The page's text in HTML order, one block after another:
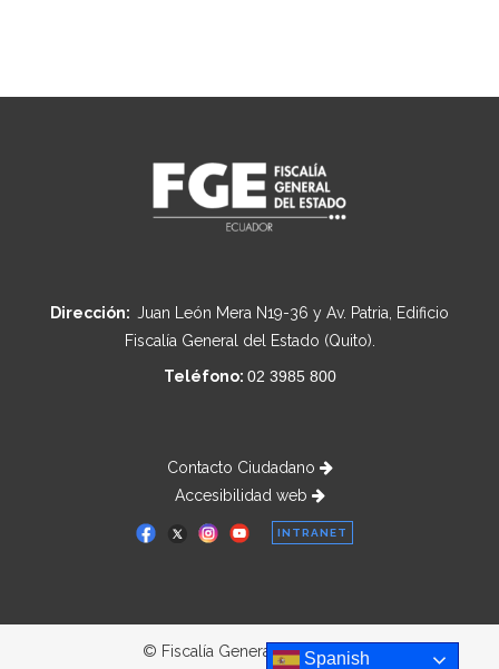
Dirección: Juan León Mera N19-36 y Av. Patria, Edificio
Fiscalía General del Estado (Quito).
Teléfono: 02 3985 800
Contacto Ciudadano
Accesibilidad web
INTRANET
© Fiscalía General del Estado
Spanish